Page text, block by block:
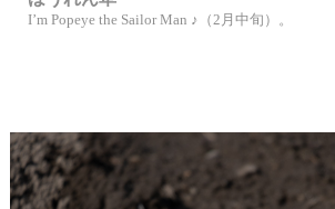
I’m Popeye the Sailor Man ♪（2月中旬）。